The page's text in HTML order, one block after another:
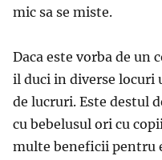
mic sa se miste.
Daca este vorba de un
il duci in diverse locuri
de lucruri. Este destul
cu bebelusul ori cu
multe beneficii pentru